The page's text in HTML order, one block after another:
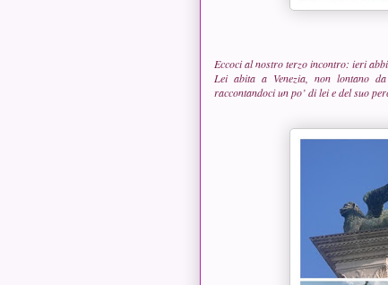
Eccoci al nostro terzo incontro: ieri
Lei abita a Venezia, non lontano
raccontandoci un po’ di lei e del suo